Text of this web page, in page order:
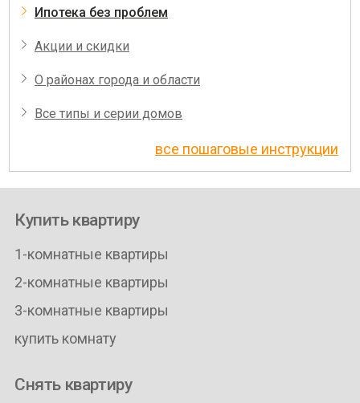
Ипотека без проблем
Акции и скидки
О районах города и области
Все типы и серии домов
все пошаговые инструкции
Купить квартиру
1-комнатные квартиры
2-комнатные квартиры
3-комнатные квартиры
купить комнату
Снять квартиру